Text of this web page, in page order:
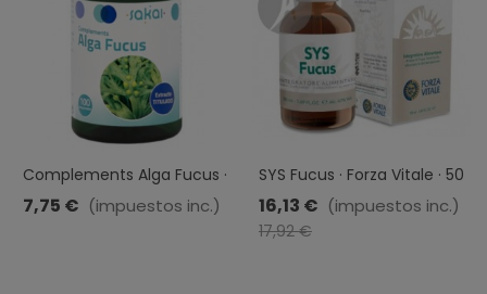
Complements Alga Fucus ·
Sakai · 100 Comprimidos
7,75 € (impuestos inc.)
SYS Fucus · Forza Vitale · 50
Ml
16,13 € (impuestos inc.)
17,92 €